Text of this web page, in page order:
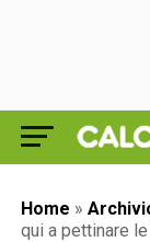
Home »
qui a pettinare